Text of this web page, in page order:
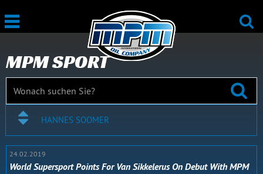
MPM SPORT
HANNES SOOMER
24.02.2019
World Supersport Points For Van Sikkelerus On Debut With MPM